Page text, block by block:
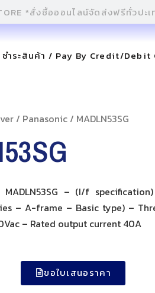
ชำระสินค้า / Pay By Credit/Debit
/ Panasonic / MADLN53SG
– (I/f
– A-frame – Basic type) –
– Rated output current 40A
ขอใบเสนอราคา